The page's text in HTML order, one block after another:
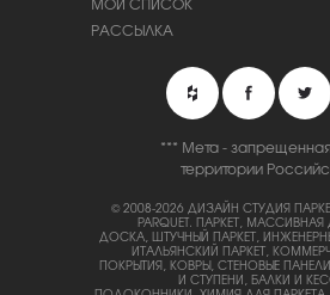
РАССЫЛКА
*** Мета -
территории
© 2008-2026 ДИЗАЙН СТУДИЯ
PARQUET. ПАРКЕТ, МАССИВНАЯ
ДОСКА, ШТУЧНЫЙ ПАРКЕТ,
ИТАЛЬЯНСКИЙ ПАРКЕТ,
ПОКРЫТИЯ, КОВРЫ, СТЕНОВЫЕ
И СТУПЕНИ, БАЛКИ И